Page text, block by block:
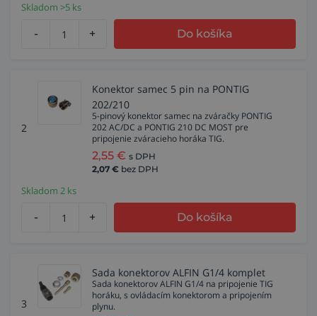
Skladom >5 ks
- + Do košíka
2
Konektor samec 5 pin na PONTIG
202/210
5-pinový konektor samec na zváračky PONTIG
202 AC/DC a PONTIG 210 DC MOST pre
pripojenie zváracieho horáka TIG.
2,55 € s DPH
2,07 € bez DPH
Skladom 2 ks
- + Do košíka
3
Sada konektorov ALFIN G1/4 komplet
Sada konektorov ALFIN G1/4 na pripojenie TIG
horáku, s ovládacím konektorom a pripojením
plynu.